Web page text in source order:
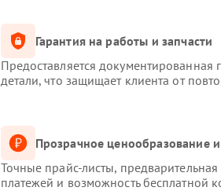
Гарантия на работы и запчасти
Предоставляется
детали, что защищает клиента от
Прозрачное ценообразование
Точные прайс-листы,
платежей и возможность бесплатной